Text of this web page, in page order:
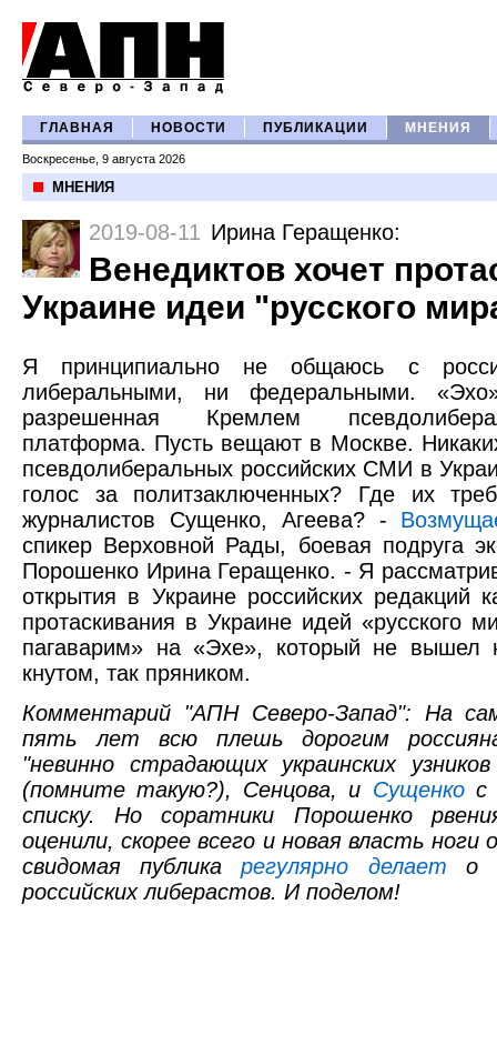
ГЛАВНАЯ НОВОСТИ ПУБЛИКАЦИИ МНЕНИЯ
Воскресенье, 9 августа 2026
МНЕНИЯ
2019-08-11 Ирина Геращенко:
Венедиктов хочет
Украине идеи "русского
Я принципиально не общаюсь с
либеральными, ни федеральными.
разрешенная Кремлем
платформа. Пусть вещают в Москве.
псевдолиберальных российских СМИ в
голос за политзаключенных? Где их
журналистов Сущенко, Агеева? -
спикер Верховной Рады, боевая подруга
Порошенко Ирина Геращенко. - Я
открытия в Украине российских редакций
протаскивания в Украине идей «русского
пагаварим» на «Эхе», который не вышел
кнутом, так пряником.
Комментарий "АПН Северо-Запад": На
пять лет всю плешь дорогим
"невинно страдающих украинских
(помните такую?), Сенцова, и Сущенкос
списку. Но соратники Порошенко
оценили, скорее всего и новая власть
свидомая публикарегулярно делает о
российских либерастов. И поделом!